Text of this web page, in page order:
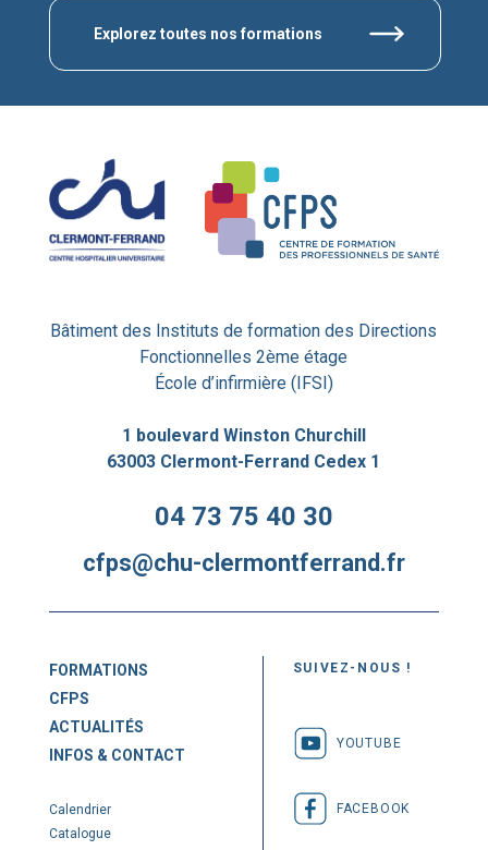
Explorez toutes nos formations
Bâtiment des Instituts de formation des Directions
Fonctionnelles 2ème étage
École d’infirmière (IFSI)
1 boulevard Winston Churchill
63003 Clermont-Ferrand Cedex 1
04 73 75 40 30
cfps@chu-clermontferrand.fr
FORMATIONS
CFPS
ACTUALITÉS
INFOS & CONTACT
Calendrier
Catalogue
SUIVEZ-NOUS !
YOUTUBE
FACEBOOK